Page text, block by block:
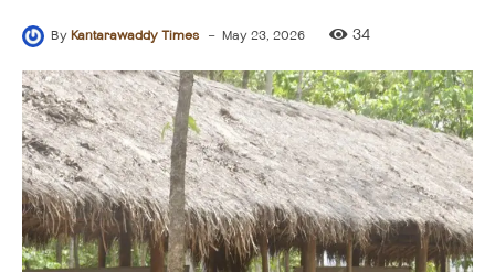
ByKantarawaddy Times - May 23, 2026 34